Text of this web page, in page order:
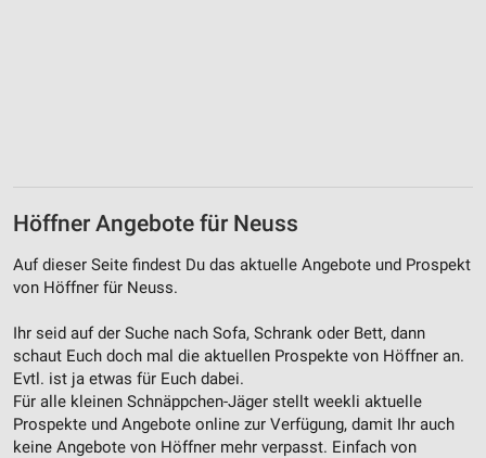
Höffner Angebote für Neuss
Auf dieser Seite findest Du das aktuelle Angebote und Prospekt
von Höffner für Neuss.
Ihr seid auf der Suche nach Sofa, Schrank oder Bett, dann
schaut Euch doch mal die aktuellen Prospekte von Höffner an.
Evtl. ist ja etwas für Euch dabei.
Für alle kleinen Schnäppchen-Jäger stellt weekli aktuelle
Prospekte und Angebote online zur Verfügung, damit Ihr auch
keine Angebote von Höffner mehr verpasst. Einfach von
personalisierter Inhalte
Messung der Werbeleistung
Analyse von Zielgruppen durch Statistiken oder
Kombinationen von Daten aus verschiedenen
Quellen
Entwicklung und Verbesserung der Angebote